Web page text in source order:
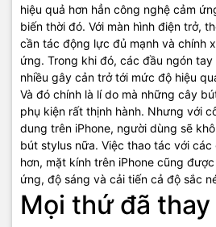
hiệu quả hơn hẳn công nghệ cảm
biến thời đó. Với màn hình điện trở,
cần tác động lực đủ mạnh và chính
ứng. Trong khi đó, các đầu ngón
nhiều gây cản trở tới mức độ hiệu
Và đó chính là lí do mà những cây
phụ kiện rất thịnh hành. Nhưng với
dung trên iPhone, người dùng sẽ
bút stylus nữa. Việc thao tác với
hơn, mặt kính trên iPhone cũng
ứng, độ sáng và cải tiến cả độ sắc
Mọi thứ đã thay